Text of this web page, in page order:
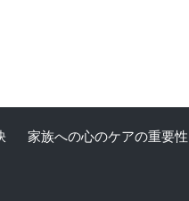
家族への心のケアの重要性